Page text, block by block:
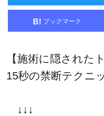
B! ブックマーク
【施術に隠された
15秒の禁断テクニ
↓↓↓